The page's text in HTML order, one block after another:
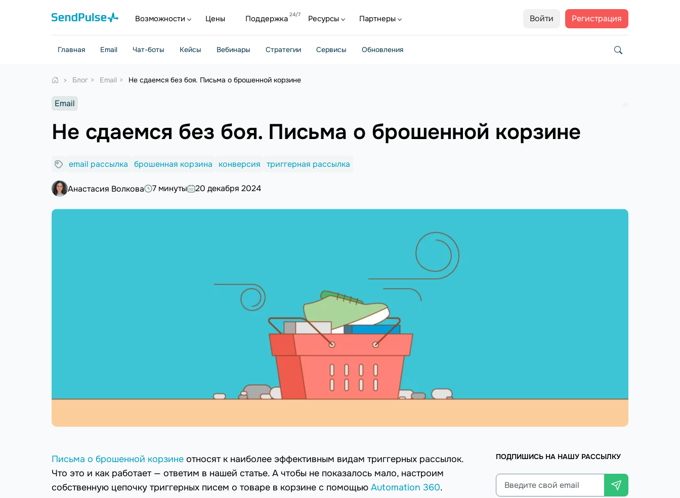
Войти Регистрация
Возможности Цены Поддержка Ресурсы Партнеры
Главная Email Чат-боты Кейсы Вебинары Стратегии Сервисы Обновления
Блог Email Не сдаемся без боя. Письма о брошенной корзине
Email
Не сдаемся без боя. Письма о брошенной корзине
email рассылка брошенная корзина конверсия триггерная рассылка
Анастасия Волкова 7 минуты 20 декабря 2024
Письма о брошенной корзине относят к наиболее эффективным видам триггерных рассылок.
Что это и как работает — ответим в нашей статье. А чтобы не показалось мало, настроим
собственную цепочку триггерных писем о товаре в корзине с помощью Automation 360.
ПОДПИШИСЬ НА НАШУ РАССЫЛКУ